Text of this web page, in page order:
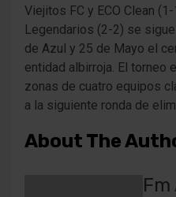
Viejitos FC y ECO Clean
Legendarios (2-2) se
de Azul y 25 de Mayo el
entidad albirroja. El torneo
zonas de cuatro equipos
a la siguiente ronda de
About The
Fm